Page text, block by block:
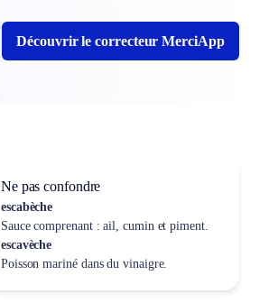
Découvrir le correcteur MerciApp
Ne pas confondre
escabèche
Sauce comprenant : ail, cumin et piment.
escavèche
Poisson mariné dans du vinaigre.